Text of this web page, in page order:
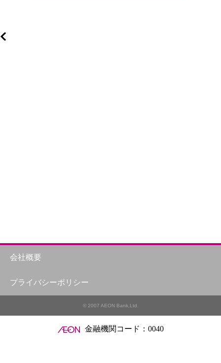
会社概要
プライバシーポリシー
© 2007 AEON Bank,Ltd.
金融機関コード：0040